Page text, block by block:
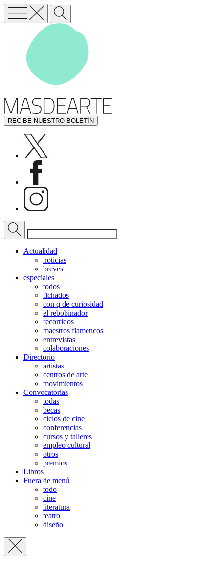
RECIBE NUESTRO BOLETÍN
Actualidad
noticias
breves
especiales
todos
fichados
con q de curiosidad
el rebobinador
recorridos
maestros flamencos
entrevistas
colaboraciones
Directorio
artistas
centros de arte
movimientos
Convocatorias
todas
becas
ciclos de cine
conferencias
cursos y talleres
empleo cultural
otros
premios
Libros
Fuera de menú
todo
cine
literatura
teatro
diseño